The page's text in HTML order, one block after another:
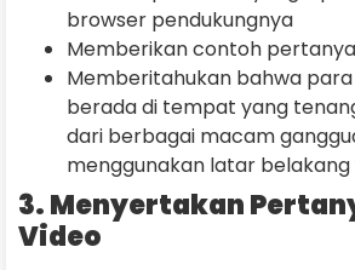
browser pendukungnya
Memberikan contoh
Memberitahukan bahwa
berada di tempat yang
dari berbagai macam
menggunakan latar
3. Menyertakan
Video